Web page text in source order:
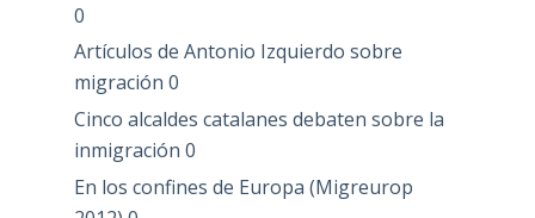
0
Artículos de Antonio Izquierdo sobre
migración 0
Cinco alcaldes catalanes debaten sobre la
inmigración 0
En los confines de Europa (Migreurop